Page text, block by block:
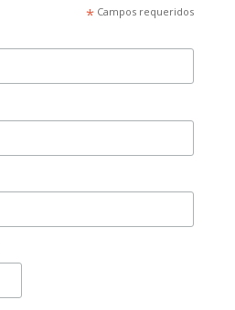
*Campos requeridos